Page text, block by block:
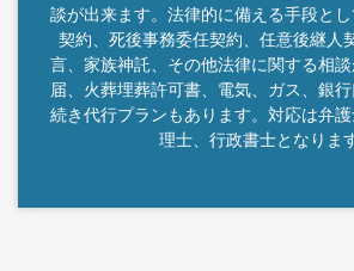
談が出来ます。法律的に備える手段と
契約、死後事務委任契約、任意後継人
言、家族神託、その他法律に関する相
届、火葬埋葬許可書、電気、ガス、銀
続き代行プランもあります。対応は弁
理士、行政書士となりま